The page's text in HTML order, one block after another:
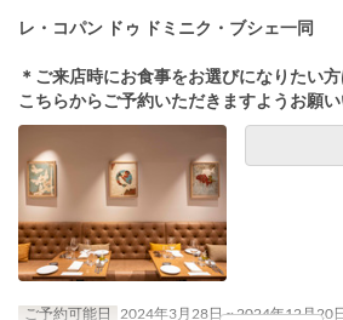
レ・コパン ドゥ ドミニク・ブシェ一同
＊ご来店時にお食事をお選びになりたい方
こちらからご予約いただきますようお願い
ご予約可能日 2024年3月28日 ~ 2024年12月20